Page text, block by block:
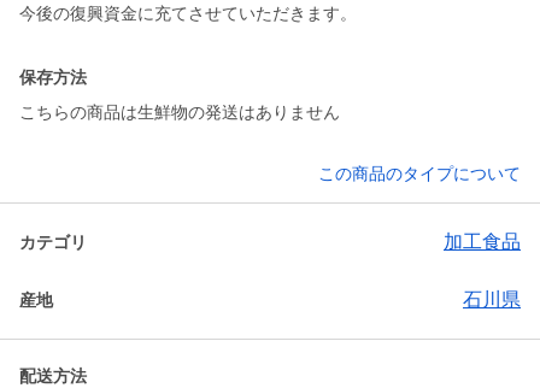
保存方法
こちらの商品は生鮮物の発送はありません
この商品のタイプについて
カテゴリ 加工食品
産地 石川県
配送方法